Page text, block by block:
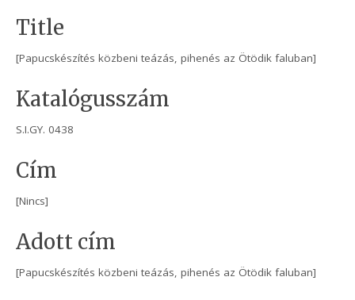
Title
[Papucskészítés közbeni teázás, pihenés az Ötödik faluban]
Katalógusszám
S.I.GY. 0438
Cím
[Nincs]
Adott cím
[Papucskészítés közbeni teázás, pihenés az Ötödik faluban]